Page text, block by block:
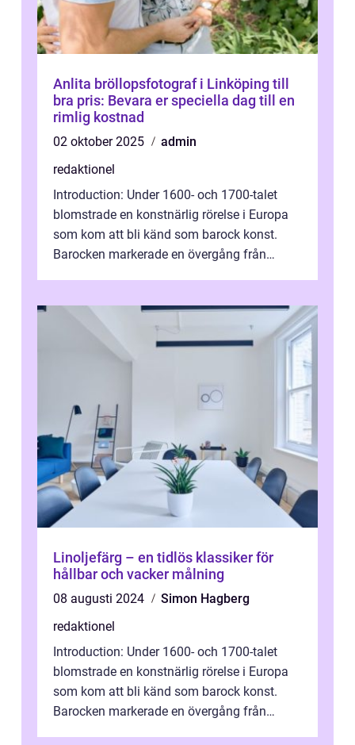
Anlita bröllopsfotograf i Linköping till
bra pris: Bevara er speciella dag till en
rimlig kostnad
02 oktober 2025
admin
redaktionel
Introduction: Under 1600- och 1700-talet
blomstrade en konstnärlig rörelse i Europa
som kom att bli känd som barock konst.
Barocken markerade en övergång från
Linoljefärg – en tidlös klassiker för
hållbar och vacker målning
08 augusti 2024
Simon Hagberg
redaktionel
Introduction: Under 1600- och 1700-talet
blomstrade en konstnärlig rörelse i Europa
som kom att bli känd som barock konst.
Barocken markerade en övergång från